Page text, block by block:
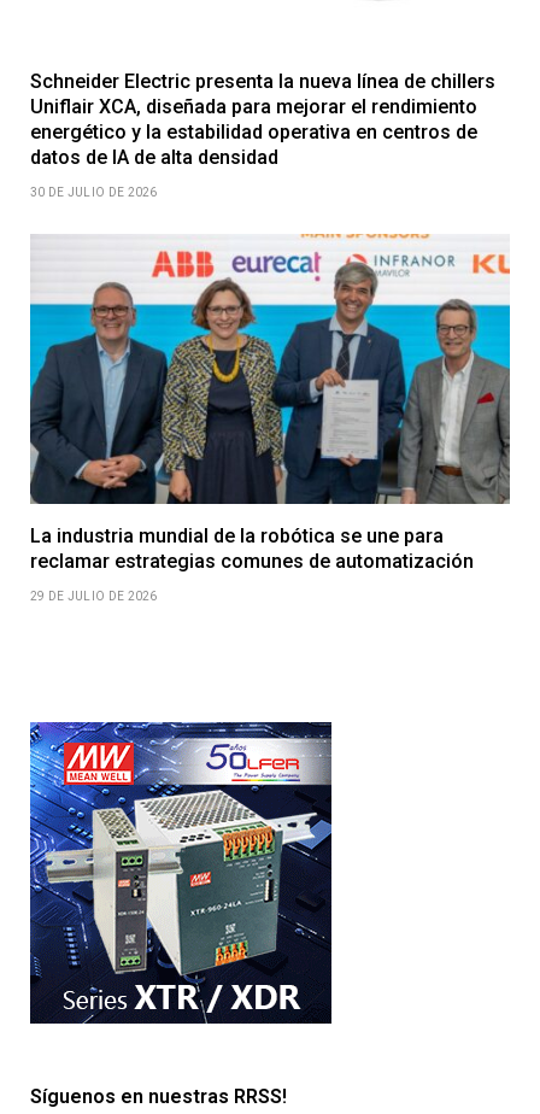
Schneider Electric presenta la nueva línea de chillers
Uniflair XCA, diseñada para mejorar el rendimiento
energético y la estabilidad operativa en centros de
datos de IA de alta densidad
30 DE JULIO DE 2026
La industria mundial de la robótica se une para
reclamar estrategias comunes de automatización
29 DE JULIO DE 2026
Síguenos en nuestras RRSS!